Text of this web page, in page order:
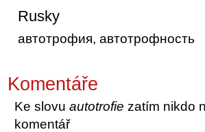
Rusky
автотрофия, автотрофность
Komentáře
Ke slovuautotrofie zatím nikdo
komentář